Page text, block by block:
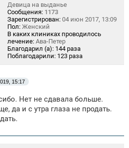
Девица на выданье
Сообщения: 1173
Зарегистрирован: 04 июн 2017, 13:09
Пол: Женский
В каких клиниках проводилось
лечение: Ава-Петер
Благодарил (а): 144 раза
Поблагодарили: 123 раза
15:17
Нет не сдавала больше.
да и с утра глаза не продать.